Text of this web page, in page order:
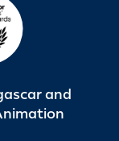
and